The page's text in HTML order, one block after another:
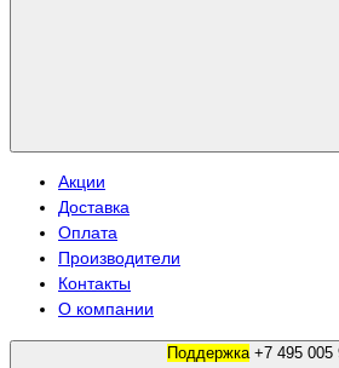
Акции
Доставка
Оплата
Производители
Контакты
О компании
Поддержка